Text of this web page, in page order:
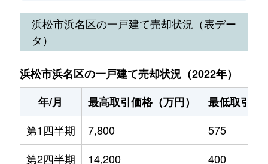
浜松市浜名区の一戸建て売却状況（表デー
タ）
浜松市浜名区の一戸建て売却状況（2022年）
年/月
最高取引価格（万円）
最低取引価
第1四半期
7,800
575
第2四半期
14,200 400